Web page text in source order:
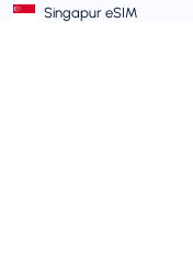
Singapur eSIM